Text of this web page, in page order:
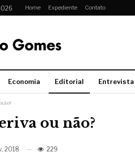
Home Expediente Contato
Economia Editorial Entrevista
ou não?
2018 229